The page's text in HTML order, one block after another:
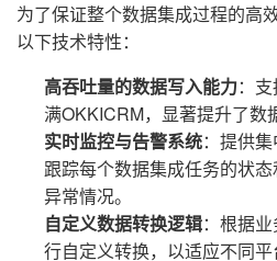
为了保证整个数据集成过程的高
以下技术特性：
高吞吐量的数据写入能力：
满OKKICRM，显著提升了数
实时监控与告警系统：提供
跟踪每个数据集成任务的状
异常情况。
自定义数据转换逻辑：根据
行自定义转换，以适应不同平